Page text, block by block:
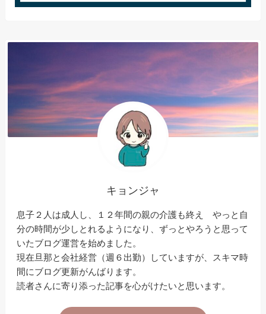
キョンジャ
息子２人は成人し、１２年間の親の介護も終え やっと自
分の時間が少しとれるようになり、ずっとやろうと思って
いたブログ運営を始めました。
現在旦那と会社経営（週６出勤）していますが、スキマ時
間にブログ更新がんばります。
読者さんに寄り添った記事を心がけたいと思います。